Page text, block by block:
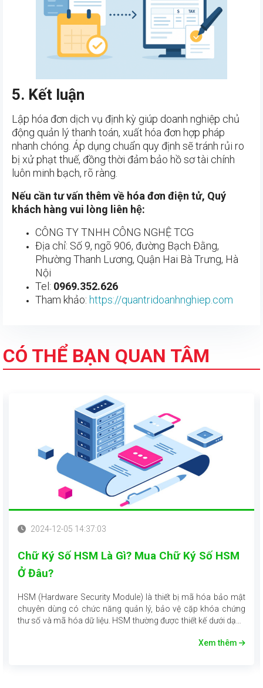
5. Kết luận
Lập hóa đơn dịch vụ định kỳ giúp doanh nghiệp chủ
động quản lý thanh toán, xuất hóa đơn hợp pháp
nhanh chóng. Áp dụng chuẩn quy định sẽ tránh rủi ro
bị xử phạt thuế, đồng thời đảm bảo hồ sơ tài chính
luôn minh bạch, rõ ràng.
Nếu cần tư vấn thêm về hóa đơn điện tử, Quý
khách hàng vui lòng liên hệ:
CÔNG TY TNHH CÔNG NGHỆ TCG
Địa chỉ: Số 9, ngõ 906, đường Bạch Đằng,
Phường Thanh Lương, Quận Hai Bà Trưng, Hà
Nội
Tel: 0969.352.626
Tham khảo: https://quantridoanhnghiep.com
CÓ THỂ BẠN QUAN TÂM
2024-12-05 14:37:03
Chữ Ký Số HSM Là Gì? Mua Chữ Ký Số HSM
Ở Đâu?
HSM (Hardware Security Module) là thiết bị mã hóa bảo mật
chuyên dùng có chức năng quản lý, bảo vệ cặp khóa chứng
thư số và mã hóa dữ liệu. HSM thường được thiết kế dưới dạng
kết nối mạng (HSM Network). Thiết bị HSM đáp ứng các yêu
Xem thêm